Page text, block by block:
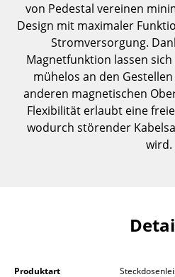
Bücherregale
Wandregale
Sideboards & Kommoden
TV Möbel
Beistell- & Rollcontainer
... alle
von Pedestal vereinen
Design mit maximaler
Stromversorgung.
Magnetfunktion lassen
mühelos an den
anderen magnetischen
Flexibilität erlaubt eine
wodurch störender
wird.
Produktart